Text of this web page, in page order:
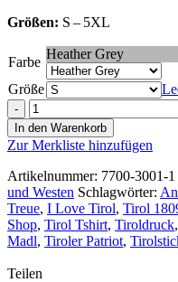
Größen: S – 5XL
Farbe
Heather Grey
Größe
Herren
Strickfleece
Jacke
mit
Stehkragen
Modell
Tirol
+
Shirt
im
Wert
In den Warenkorb
Zur Merkliste hinzufügen
Artikelnummer: 7700-3001-1
und Westen Schlagwörter:
Treue, I Love Tirol, Tirol
Shop, Tirol Tshirt, Tiroldruck,
Madl, Tiroler Patriot,
Teilen